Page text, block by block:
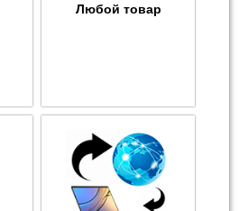
Любой товар